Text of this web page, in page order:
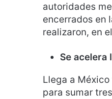
autoridades
encerrados en
realizaron, en
Se acelera
Llega a
para sumar